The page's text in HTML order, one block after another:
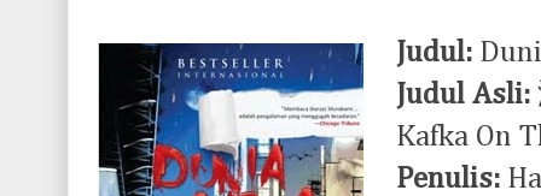
Judul:
Judul Asli:
Kafka On
Penulis: